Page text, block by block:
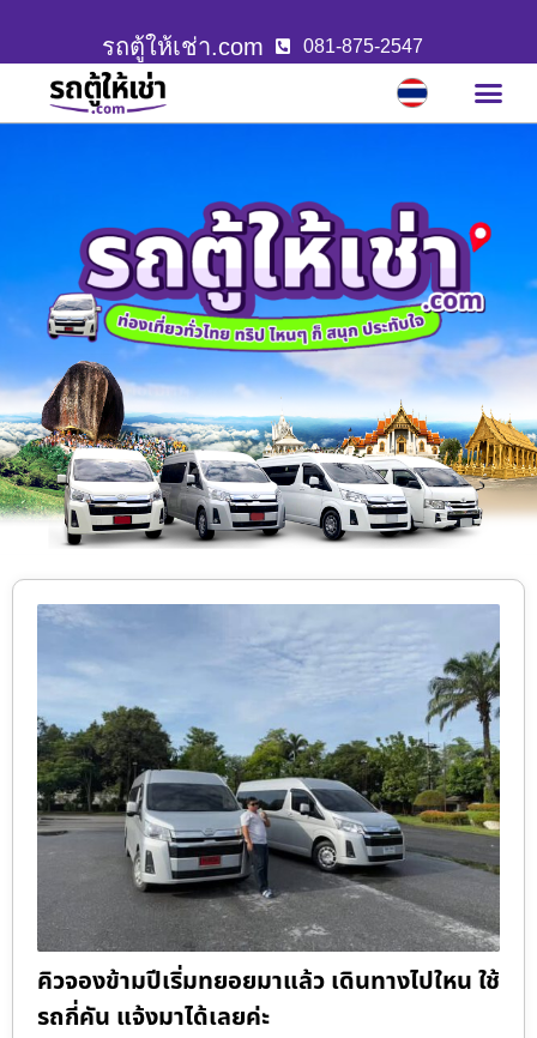
รถตู้ให้เช่า.com 081-875-2547
คิวจองข้ามปีเริ่มทยอยมาแล้ว เดินทางไปใหน ใช้
รถกี่คัน แจ้งมาได้เลยค่ะ